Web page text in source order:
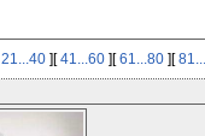
21...40 ][41...60 ][61...80 ][